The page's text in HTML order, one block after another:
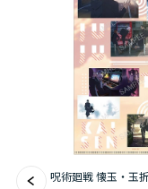
アニメ『僕のヒ
ハイキュー!!ジ
『無職転生Ⅲ ～
『ふつつかな悪
呪術廻戦 懐玉・玉